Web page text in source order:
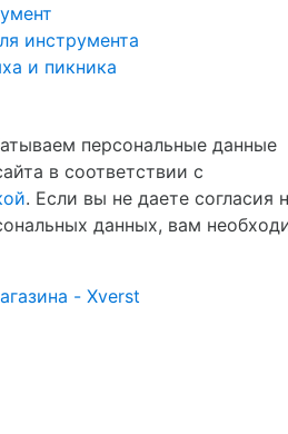
инструмента
и пикника
персональные данные
в соответствии с
. Если вы не даете согласия
данных, вам
- Xverst